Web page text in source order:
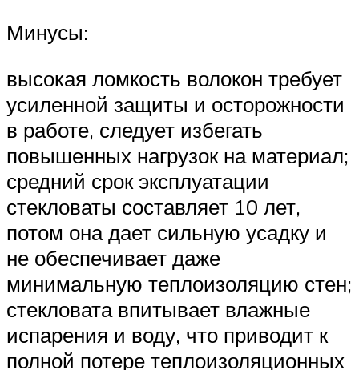
Минусы:
высокая ломкость волокон требует
усиленной защиты и осторожности
в работе, следует избегать
повышенных нагрузок на материал;
средний срок эксплуатации
стекловаты составляет 10 лет,
потом она дает сильную усадку и
не обеспечивает даже
минимальную теплоизоляцию стен;
стекловата впитывает влажные
испарения и воду, что приводит к
полной потере теплоизоляционных